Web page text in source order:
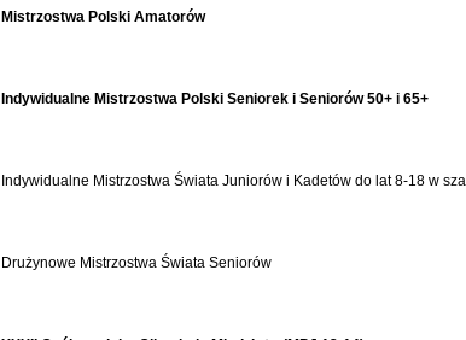
Mistrzostwa Polski Amatorów
Indywidualne Mistrzostwa Polski Seniorek i Seniorów 50+ i 65+
Indywidualne Mistrzostwa Świata Juniorów i Kadetów do lat 8-18 w
Drużynowe Mistrzostwa Świata Seniorów